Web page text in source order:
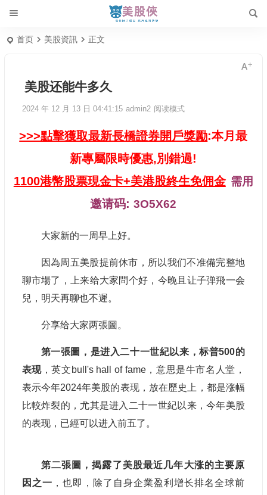
首页 美股資訊 正文
美股还能牛多久
2024 年 12 月 13 日 04:41:15 admin2 阅读模式
>>>點擊獲取最新長橋證券開戶獎勵:本月最
新專屬限時優惠,別錯過!
1100港幣股票現金卡+美港股終生免佣金 需用
邀请码:3O5X62
大家新的一周早上好。
因為周五美股提前休市，所以我们不准備完整地
聊市場了，上来给大家問个好，今晚且让子弹飛一会
兒，明天再聊也不遲。
分享给大家两張圖。
第一張圖，是进入二十一世紀以来，标普500的
表现，英文bull's hall of fame，意思是牛市名人堂，
表示今年2024年美股的表现，放在歷史上，都是涨幅
比較炸裂的，尤其是进入二十一世紀以来，今年美股
的表现，已經可以进入前五了。
第二張圖，揭露了美股最近几年大涨的主要原
因之一 ，也即，除了自身企業盈利增长排名全球前